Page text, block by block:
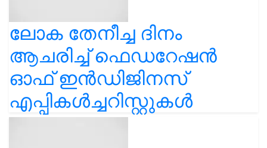
ലോക തേനീച്ച ദിനം
ആചരിച്ച് ഫെഡറേഷൻ
ഓഫ് ഇൻഡിജിനസ്
എപ്പികൾച്ചറിസ്റ്റുകൾ